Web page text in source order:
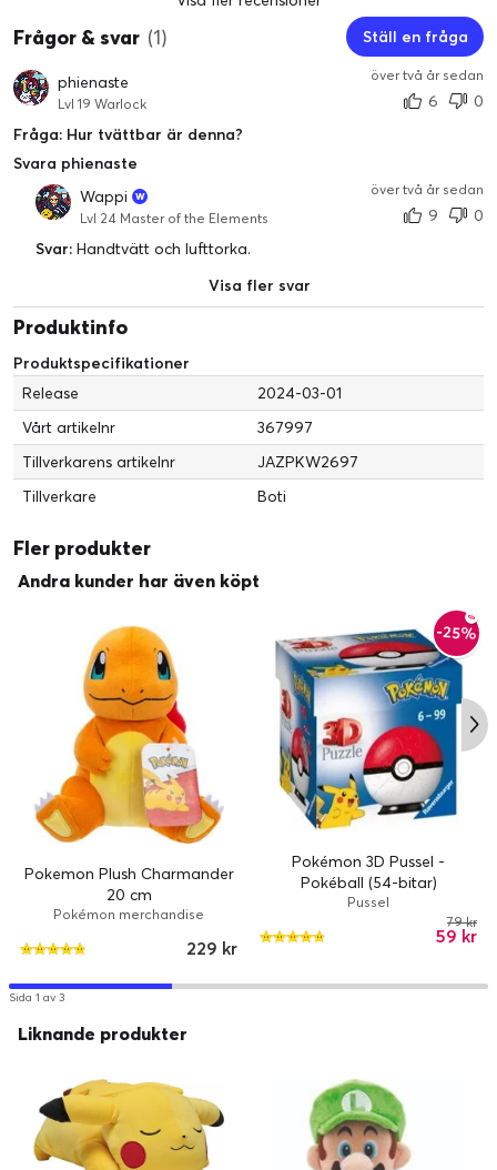
Frågor & svar (1) Ställ en fråga
phienaste
Lvl 19 Warlock
över två år sedan
6
0
Fråga: Hur tvättbar är denna?
Svara phienaste
Wappi
Lvl 24 Master of the Elements
över två år sedan
9
0
Svar: Handtvätt och lufttorka.
Visa fler svar
Produktinfo
Produktspecifikationer
Release
2024-03-01
Vårt artikelnr
367997
Tillverkarens artikelnr
JAZPKW2697
Tillverkare
Boti
Fler produkter
Andra kunder har även köpt
Pokemon Plush Charmander
20 cm
Pokémon merchandise
229 kr
-25%
Pokémon 3D Pussel -
Pokéball (54-bitar)
Pussel
59 kr
79 kr
Sida 1 av 3
Liknande produkter